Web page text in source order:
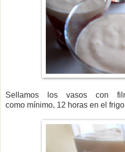
Sellamos los vasos con
como mínimo, 12 horas en el